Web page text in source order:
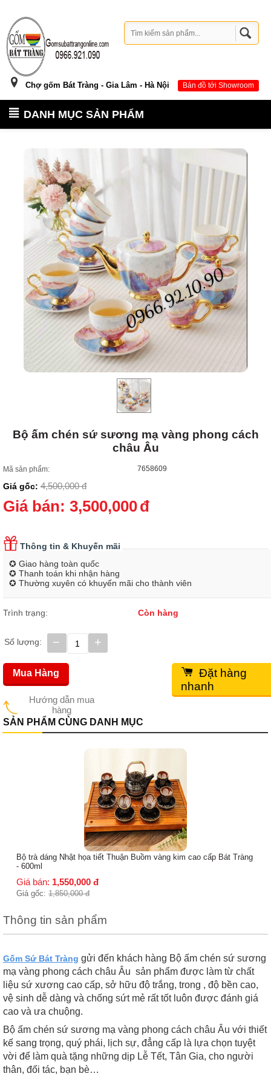
Chợ gốm Bát Tràng - Gia Lâm - Hà Nội Bản đồ tới Showroom
DANH MỤC SẢN PHẨM
Bộ ấm chén sứ sương mạ vàng phong cách
châu Âu
Mã sản phẩm: 7658609
Giá gốc: 4,500,000 đ
Giá bán: 3,500,000đ
Thông tin & Khuyến mãi
✪ Giao hàng toàn quốc
✪ Thanh toán khi nhận hàng
✪ Thường xuyên có khuyến mãi cho thành viên
Trình trạng: Còn hàng
Số lượng: +
−
Hướng dẫn mua
hàng
Mua Hàng
Đặt hàng
nhanh
SẢN PHẨM CÙNG DANH MỤC
Bộ trà dáng Nhật họa tiết Thuận Buồm vàng kim cao cấp Bát Tràng
- 600ml
Giá bán: 1,550,000 đ
Giá gốc: 1,850,000 đ
Thông tin sản phẩm
Gốm Sứ Bát Tràng gửi đến khách hàng Bộ ấm chén sứ sương
mạ vàng phong cách châu Âu sản phẩm được làm từ chất
liệu sứ xương cao cấp, sở hữu độ trắng, trong , độ bền cao,
vệ sinh dễ dàng và chống sứt mẻ rất tốt luôn được đánh giá
cao và ưa chuộng.
Bộ ấm chén sứ sương mạ vàng phong cách châu Âu với thiết
kế sang trọng, quý phái, lịch sự, đẳng cấp là lựa chọn tuyệt
vời để làm quà tặng những dịp Lễ Tết, Tân Gia, cho người
thân, đối tác, bạn bè…